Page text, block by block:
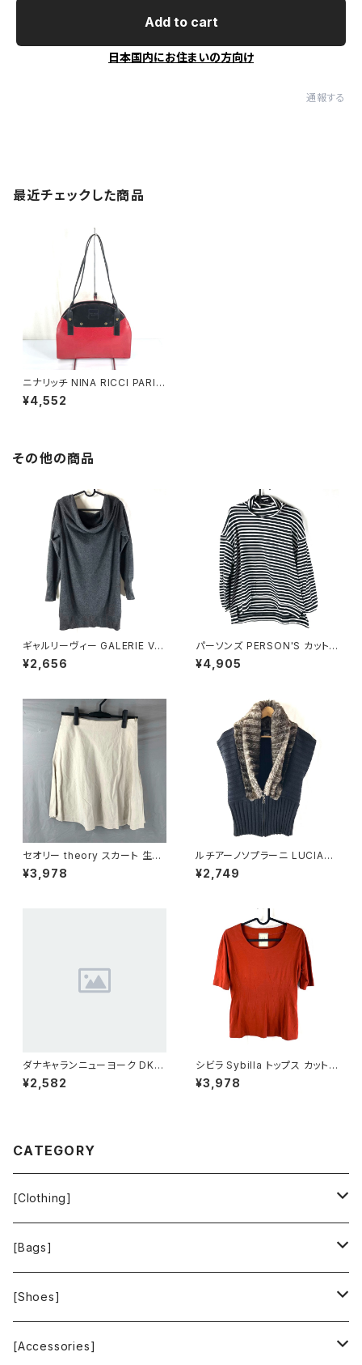
Add to cart
日本国内にお住まいの方向け
通報する
最近チェックした商品
ニナリッチ NINA RICCI PARIS
トートバッグ イタリア製 ロゴ型
押し 黒 赤 870750
¥4,552
その他の商品
ギャルリーヴィー GALERIE VIE
ニット ウール100％ トゥモロー
ランド 日本製 グレー 1サイズ 9
¥2,656
パーソンズ PERSON'S カットソ
ー タートルネック ボーダー 長
袖 ブランドロゴ入り 黒白 Lサイ
¥4,905
セオリー theory スカート 生成
色 2サイズ 900587
¥3,978
ルチアーノソプラーニ LUCIAN
O SOPRANI ニット ベスト フロ
ントジップ ファー襟付き ブラッ
¥2,749
ダナキャランニューヨーク DKN
Y ジップ カーディガン ブラック
4サイズ 850234
¥2,582
シビラ Sybilla トップス カットソ
ー 半袖 赤茶 40サイズ 90058
0
¥3,978
CATEGORY
[Clothing]
Krochet Kids International
[Bags]
BAGGU
FOOD TEXTILE
[Shoes]
TOMS
[Accessories]